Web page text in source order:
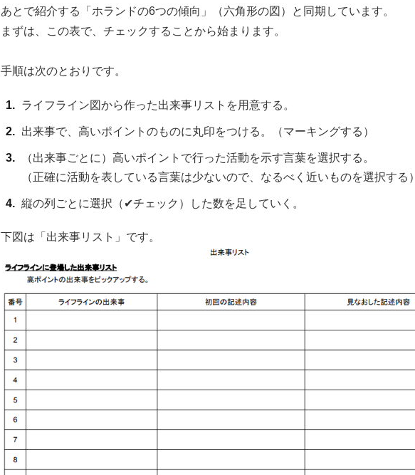
あとで紹介する「ホランドの6つの傾向」（六角形の図）と同期しています。
まずは、この表で、チェックすることから始まります。
手順は次のとおりです。
ライフライン図から作った出来事リストを用意する。
出来事で、高いポイントのものに丸印をつける。（マーキングする）
（出来事ごとに）高いポイントで行った活動を示す言葉を選択する。
（正確に活動を表している言葉は少ないので、なるべく近いものを選択する）
縦の列ごとに選択（✔チェック）した数を足していく。
下図は「出来事リスト」です。